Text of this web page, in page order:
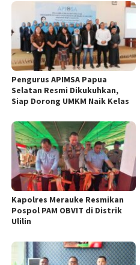
Pengurus APIMSA Papua
Selatan Resmi Dikukuhkan,
Siap Dorong UMKM Naik Kelas
Kapolres Merauke Resmikan
Pospol PAM OBVIT di Distrik
Ulilin